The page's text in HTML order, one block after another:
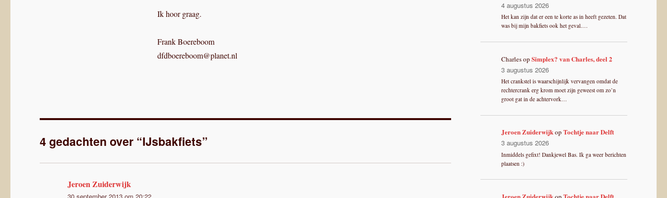
Ik hoor graag.
Frank Boereboom
dfdboereboom@planet.nl
4 gedachten over “IJsbakfiets”
Jeroen Zuiderwijk
4 augustus 2026
Het kan zijn dat er een te korte as in heeft gezeten. Dat
was bij mijn bakfiets ook het geval.…
CharlesopSimplex? van Charles, deel 2
3 augustus 2026
Het crankstel is waarschijnlijk vervangen omdat de
rechtercrank erg krom moet zijn geweest om zo’n
groot gat in de achtervork…
Jeroen ZuiderwijkopTochtje naar Delft
3 augustus 2026
Inmiddels gefixt! Dankjewel Bas. Ik ga weer berichten
plaatsen :)